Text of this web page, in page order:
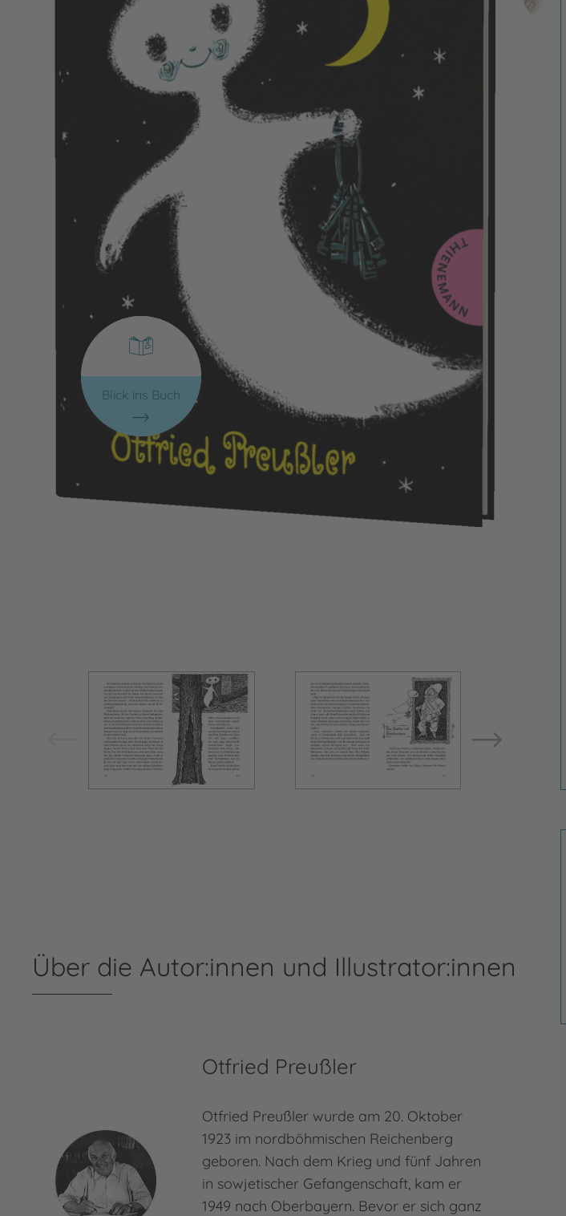
Blick ins Buch
Bild vergrößern
Über die Autor:innen und Illustrator:innen
Otfried Preußler
Otfried Preußler wurde am 20. Oktober
1923 im nordböhmischen Reichenberg
geboren. Nach dem Krieg und fünf Jahren
in sowjetischer Gefangenschaft, kam er
1949 nach Oberbayern. Bevor er sich ganz